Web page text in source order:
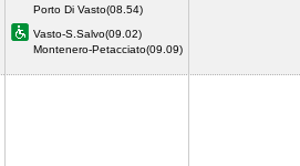
Porto Di Vasto(08.54)
Vasto-S.Salvo(09.02)
Montenero-Petacciato(09.09)